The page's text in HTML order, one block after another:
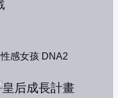
性感女孩 DNA2